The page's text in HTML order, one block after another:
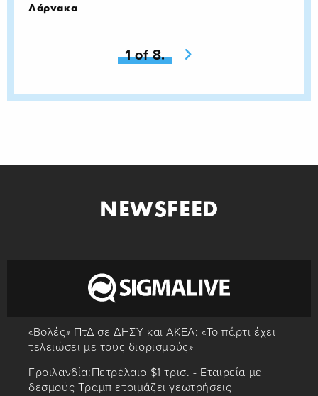
Λάρνακα
You're on page
1 of 8. Next page
NEWSFEED
«Βολές» ΠτΔ σε ΔΗΣΥ και ΑΚΕΛ: «Το πάρτι έχει
τελειώσει με τους διορισμούς»
Γροιλανδία:Πετρέλαιο $1 τρισ. - Εταιρεία με
δεσμούς Τραμπ ετοιμάζει γεωτρήσεις